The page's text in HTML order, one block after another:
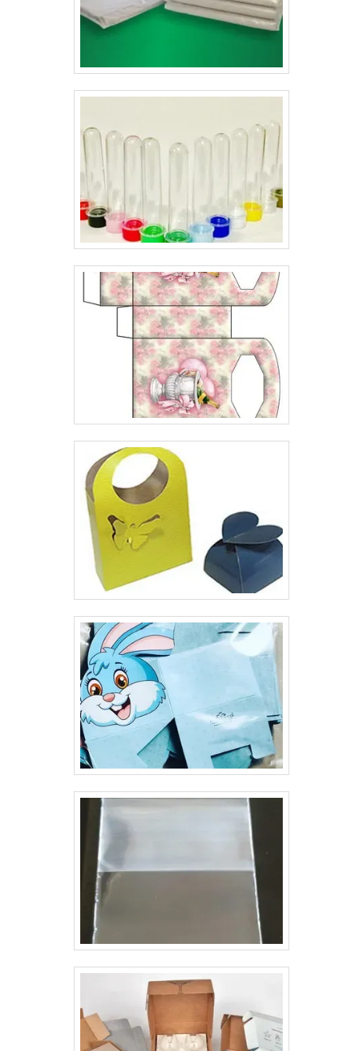
balada nova;Entre outros.Ética presente na realização
de cada serviçoA Gráfica Lyons trabalha com
mercado, assim como diversos tipos de produtos, todos
com ótima qualidade. Cada serviço é realizado sempre